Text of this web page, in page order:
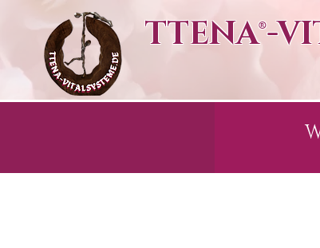
TTENA®-